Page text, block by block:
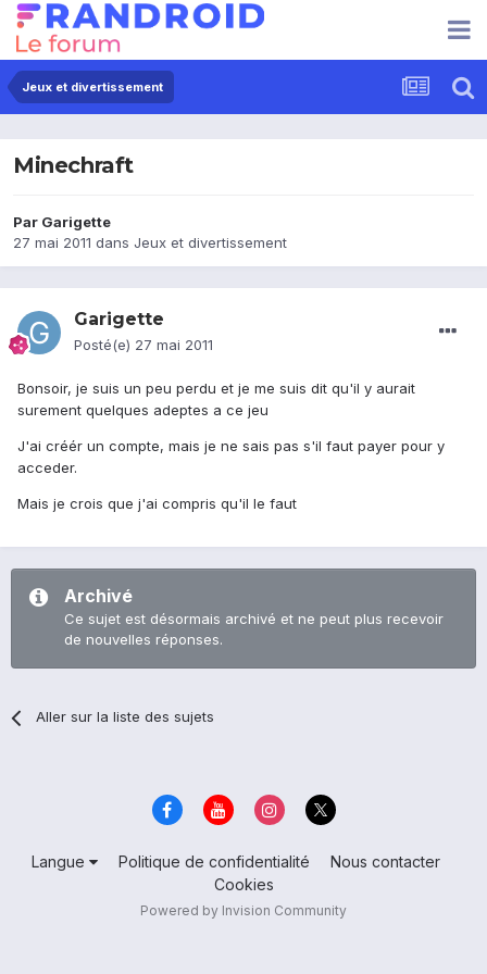
Jeux et divertissement
Minechraft
Par Garigette
27 mai 2011 dans Jeux et divertissement
Garigette
Posté(e) 27 mai 2011
Bonsoir, je suis un peu perdu et je me suis dit qu'il y aurait
surement quelques adeptes a ce jeu
J'ai créér un compte, mais je ne sais pas s'il faut payer pour y
acceder.
Mais je crois que j'ai compris qu'il le faut
Archivé
Ce sujet est désormais archivé et ne peut plus recevoir
de nouvelles réponses.
Aller sur la liste des sujets
Langue Politique de confidentialité
Nous contacter
Cookies
Powered by Invision Community